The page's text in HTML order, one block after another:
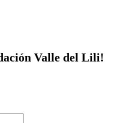
Valle del Lili!